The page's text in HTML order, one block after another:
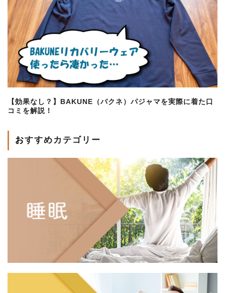
【効果なし？】BAKUNE（バクネ）パジャマを実際に着た口
コミを解説！
おすすめカテゴリー